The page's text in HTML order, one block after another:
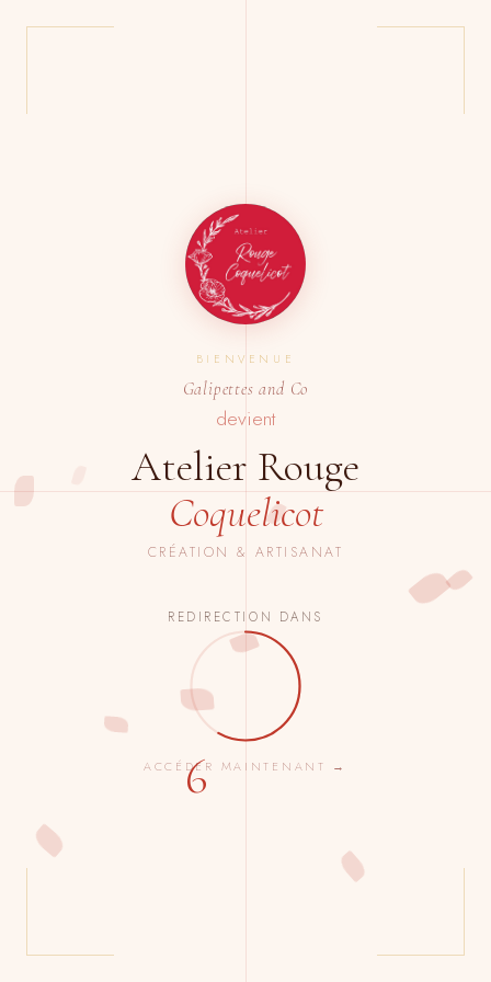
BIENVENUE
Galipettes and Co
devient
Atelier Rouge
Coquelicot
CRÉATION & ARTISANAT
REDIRECTION DANS
6
ACCÉDER MAINTENANT →